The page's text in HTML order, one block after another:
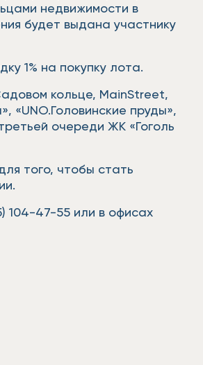
недвижимости в
будет выдана участнику
1% на покупку лота.
кольце, MainStreet,
пруды»,
очереди ЖК «Гоголь
того, чтобы стать
104-47-55 или в офисах